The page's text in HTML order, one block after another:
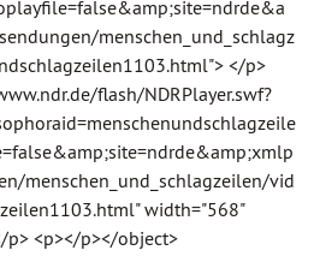
menschen_und_schlagz
</p>
flash/NDRPlayer.swf?
menschen_und_schlagzeilen/vid
width="568"
p> <p></p></object>